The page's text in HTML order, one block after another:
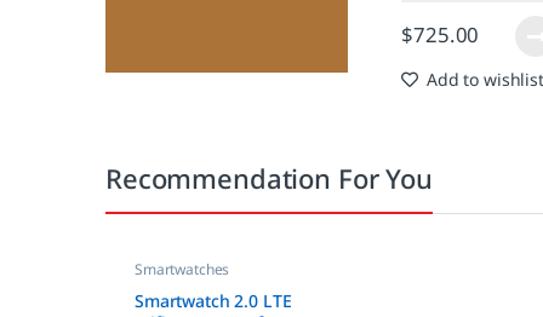
$725.00
Add to wishlist
Recommendation For You
Smartwatches
Smartwatch 2.0 LTE